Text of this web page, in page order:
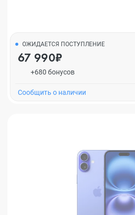
ОЖИДАЕТСЯ ПОСТУПЛЕНИЕ
67 990₽
+680 бонусов
Cообщить о наличии